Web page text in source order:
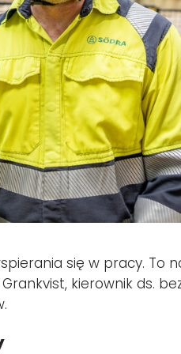
się w pracy. To
kierownik ds.